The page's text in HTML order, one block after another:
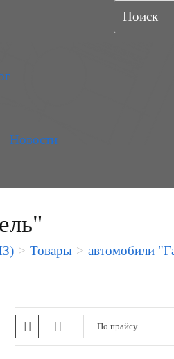
Новости
> Товары > автомобили